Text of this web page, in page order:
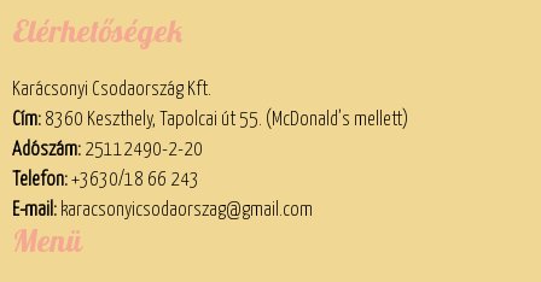
Elérhetőségek
Karácsonyi Csodaország Kft.
Cím:8360 Keszthely, Tapolcai út 55. (McDonald’s mellett)
Adószám:25112490-2-20
Telefon:+3630/18 66 243
E-mail: karacsonyicsodaorszag@gmail.com
Menü